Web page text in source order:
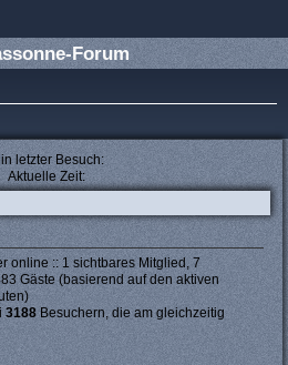
Forum
letzter Besuch:
Aktuelle Zeit:
online :: 1 sichtbares Mitglied, 7
Gäste (basierend auf den aktiven
3188Besuchern, die am gleichzeitig